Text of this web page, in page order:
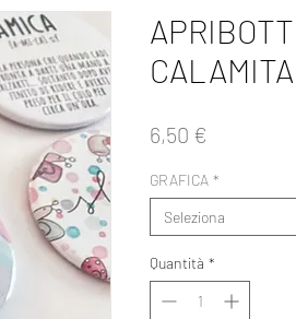
6,50 €
GRAFICA *
Seleziona
Quantità *